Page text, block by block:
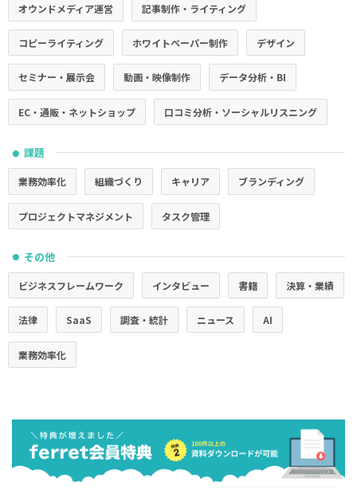
オウンドメディア運営 記事制作・ライティング
コピーライティング ホワイトペーパー制作 デザイン
セミナー・展示会 動画・映像制作 データ分析・BI
EC・通販・ネットショップ 口コミ分析・ソーシャルリスニング
● 課題
業務効率化 組織づくり キャリア ブランディング
プロジェクトマネジメント タスク管理
● その他
ビジネスフレームワーク インタビュー 書籍 決算・業績
法律 SaaS 調査・統計 ニュース AI
業務効率化